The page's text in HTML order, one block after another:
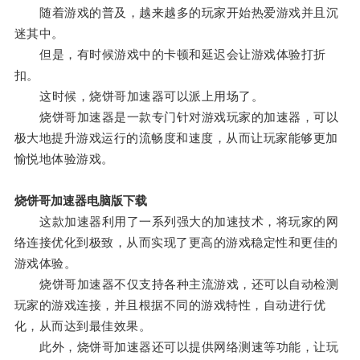
随着游戏的普及，越来越多的玩家开始热爱游戏并且沉
迷其中。
但是，有时候游戏中的卡顿和延迟会让游戏体验打折
扣。
这时候，烧饼哥加速器可以派上用场了。
烧饼哥加速器是一款专门针对游戏玩家的加速器，可以
极大地提升游戏运行的流畅度和速度，从而让玩家能够更加
愉悦地体验游戏。
烧饼哥加速器电脑版下载
这款加速器利用了一系列强大的加速技术，将玩家的网
络连接优化到极致，从而实现了更高的游戏稳定性和更佳的
游戏体验。
烧饼哥加速器不仅支持各种主流游戏，还可以自动检测
玩家的游戏连接，并且根据不同的游戏特性，自动进行优
化，从而达到最佳效果。
此外，烧饼哥加速器还可以提供网络测速等功能，让玩